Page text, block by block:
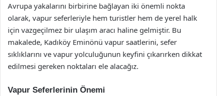
Avrupa yakalarını birbirine bağlayan iki önemli nokta
olarak, vapur seferleriyle hem turistler hem de yerel halk
için vazgeçilmez bir ulaşım aracı haline gelmiştir. Bu
makalede, Kadıköy Eminönü vapur saatlerini, sefer
sıklıklarını ve vapur yolculuğunun keyfini çıkarırken dikkat
edilmesi gereken noktaları ele alacağız.
Vapur Seferlerinin Önemi